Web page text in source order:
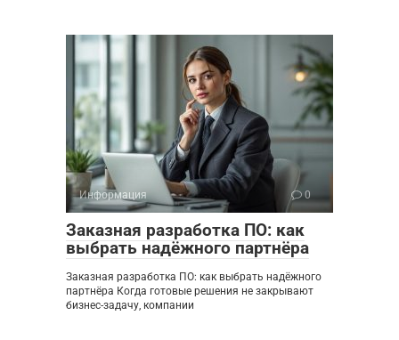
Информация 0
Заказная разработка ПО: как
выбрать надёжного партнёра
Заказная разработка ПО: как выбрать надёжного
партнёра Когда готовые решения не закрывают
бизнес-задачу, компании